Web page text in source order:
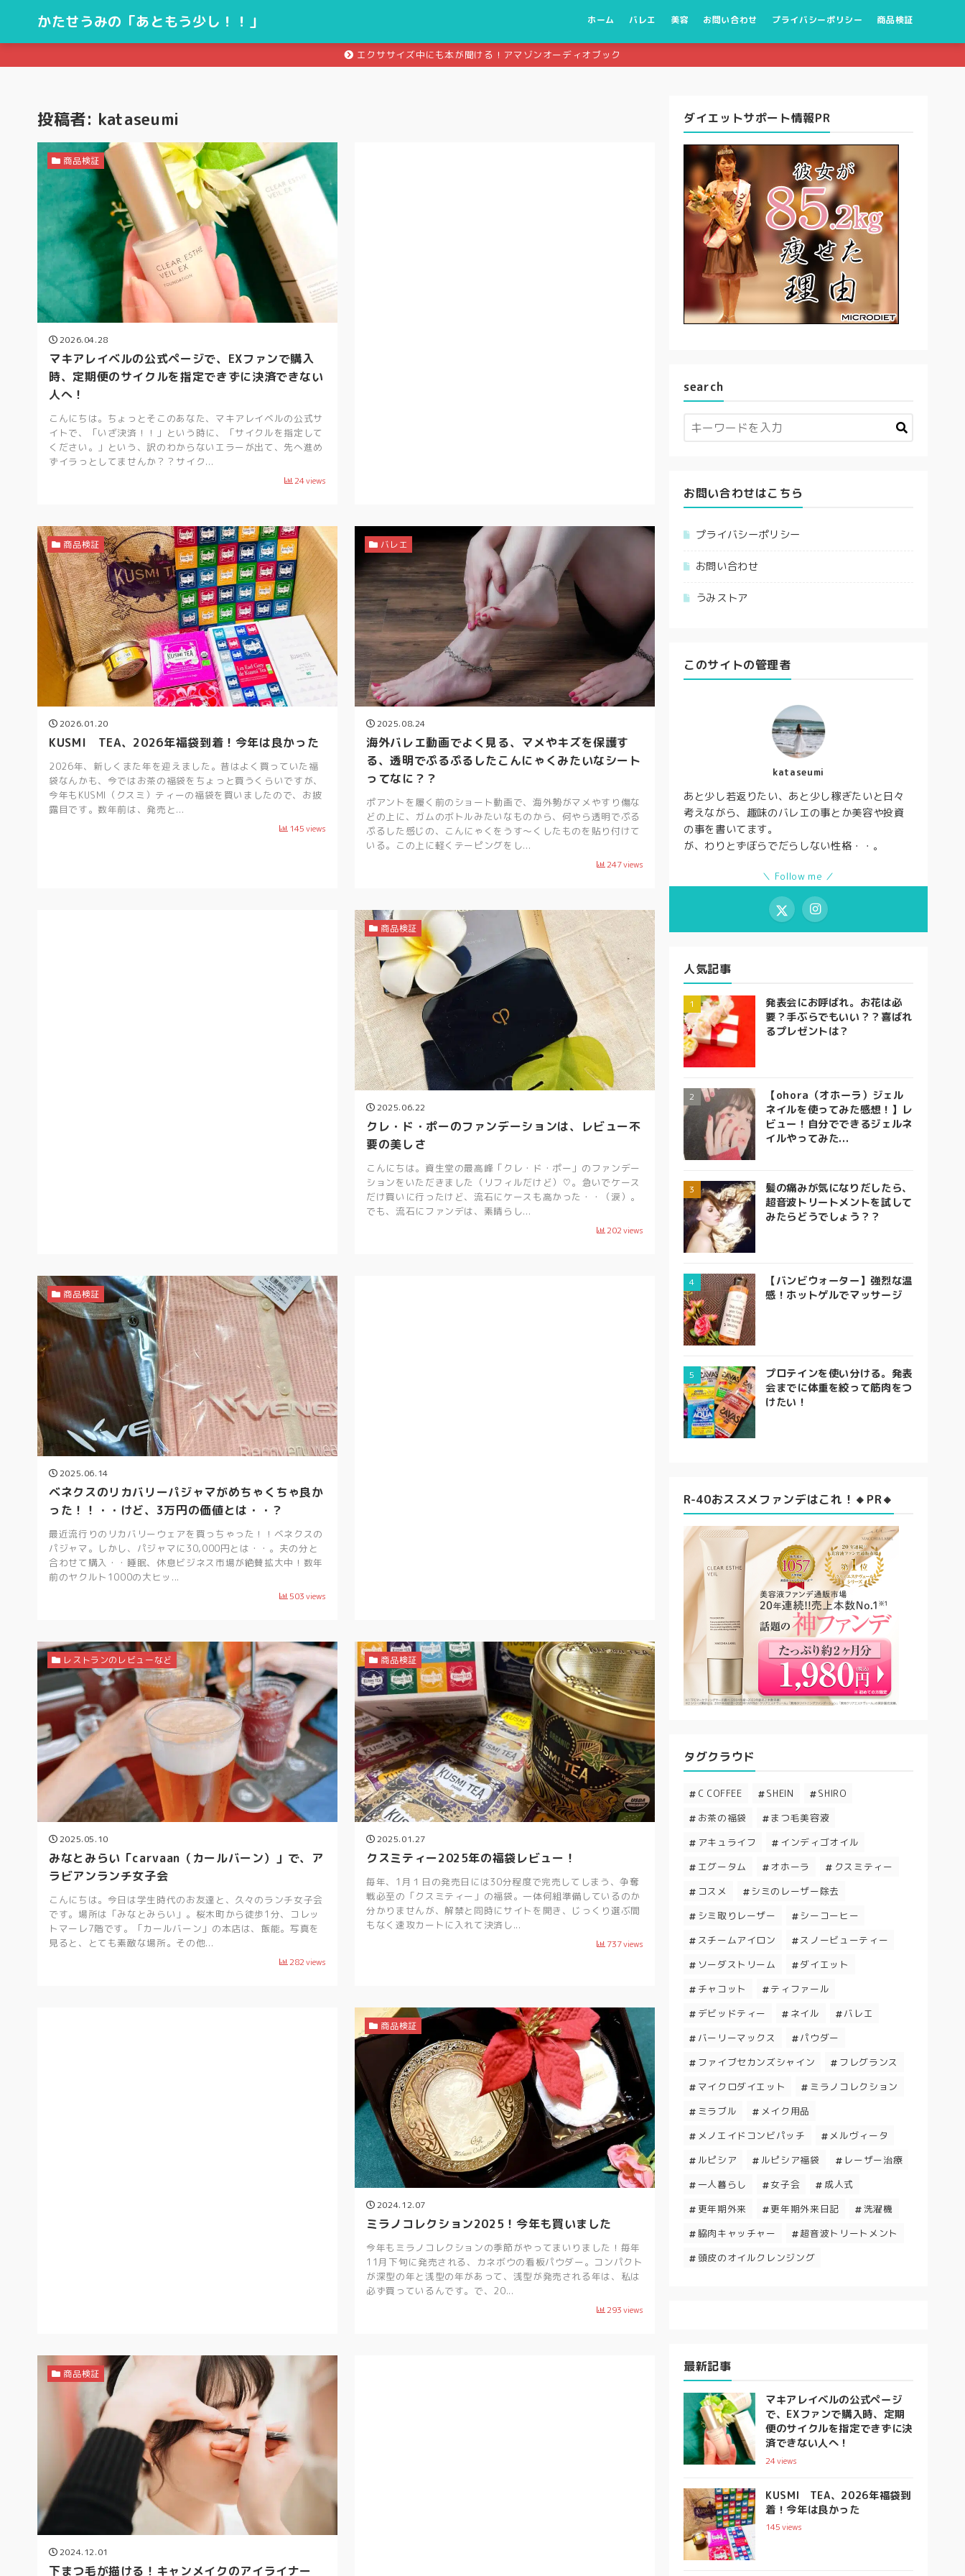
かたせうみの「あともう少し！！」 ホーム バレエ 美容 お問い合わせ プライバシーポリシー 商品検証
エクササイズ中にも本が聞ける！アマゾンオーディオブック
投稿者: kataseumi
2026.04.28
マキアレイベルの公式ページで、EXファンで購入
時、定期便のサイクルを指定できずに決済できない
人へ！
こんにちは。ちょっとそこのあなた、マキアレイベルの公式サ
イトで、「いざ決済！！」という時に、「サイクルを指定して
ください。」という、訳のわからないエラーが出て、先へ進め
ずイラっとしてませんか？？サイク...
24views
商品検証
2026.01.20
KUSMI TEA、2026年福袋到着！今年は良かった
2026年、新しくまた年を迎えました。昔はよく買っていた福
袋なんかも、今ではお茶の福袋をちょっと買うくらいですが、
今年もKUSMI（クスミ）ティーの福袋を買いましたので、お披
露目です。数年前は、発売と...
145views
商品検証
2025.08.24
海外バレエ動画でよく見る、マメやキズを保護す
る、透明でぷるぷるしたこんにゃくみたいなシート
ってなに？？
ポアントを履く前のショート動画で、海外勢がマメやすり傷な
どの上に、ガムのボトルみたいなものから、何やら透明でぷる
ぷるした感じの、こんにゃくをうす〜くしたものを貼り付けて
いる。この上に軽くテーピングをし...
247views
バレエ
2025.06.22
クレ・ド・ポーのファンデーションは、レビュー不
要の美しさ
こんにちは。資生堂の最高峰「クレ・ド・ポー」のファンデー
ションをいただきました（リフィルだけど）♡。急いでケース
だけ買いに行ったけど、流石にケースも高かった・・（涙）。
でも、流石にファンデは、素晴らし...
202views
商品検証
2025.06.14
ベネクスのリカバリーパジャマがめちゃくちゃ良か
った！！・・けど、3万円の価値とは・・？
最近流行りのリカバリーウェアを買っちゃった！！ベネクスの
パジャマ。しかし、パジャマに30,000円とは・・。夫の分と
合わせて購入・・睡眠、休息ビジネス市場が絶賛拡大中！数年
前のヤクルト1000の大ヒッ...
503views
商品検証
2025.05.10
みなとみらい「carvaan（カールバーン）」で、ア
ラビアンランチ女子会
こんにちは。今日は学生時代のお友達と、久々のランチ女子会
です。場所は「みなとみらい」。桜木町から徒歩1分、コレッ
トマーレ7階です。「カールバーン」の本店は、飯能。写真を
見ると、とても素敵な場所。その他...
282views
レストランのレビューなど
2025.01.27
クスミティー2025年の福袋レビュー！
毎年、1月１日の発売日には30分程度で完売してしまう、争奪
戦必至の「クスミティー」の福袋。一体何組準備しているのか
分かりませんが、解禁と同時にサイトを開き、じっくり選ぶ間
もなく速攻カートに入れて決済し...
737views
商品検証
2024.12.07
ミラノコレクション2025！今年も買いました
今年もミラノコレクションの季節がやってまいりました！毎年
11月下旬に発売される、カネボウの看板パウダー。コンパクト
が深型の年と浅型の年があって、浅型が発売される年は、私は
必ず買っているんです。で、20...
293views
商品検証
2024.12.01
下まつ毛が描ける！キャンメイクのアイライナー
商品検証
ダイエットサポート情報PR
search
お問い合わせはこちら
プライバシーポリシー
お問い合わせ
うみストア
このサイトの管理者
kataseumi
あと少し若返りたい、あと少し稼ぎたいと日々
考えながら、趣味のバレエの事とか美容や投資
の事を書いてます。
が、わりとずぼらでだらしない性格・・。
＼ Follow me ／
人気記事
発表会にお呼ばれ。お花は必
要？手ぶらでもいい？？喜ばれ
るプレゼントは？
【ohora（オホーラ）ジェル
ネイルを使ってみた感想！】レ
ビュー！自分でできるジェルネ
イルやってみた...
髪の痛みが気になりだしたら、
超音波トリートメントを試して
みたらどうでしょう？？
【バンビウォーター】強烈な温
感！ホットゲルでマッサージ
プロテインを使い分ける。発表
会までに体重を絞って筋肉をつ
けたい！
R-40おススメファンデはこれ！🔸PR🔸
タグクラウド
C COFFEE SHEIN
SHIRO
お茶の福袋
まつ毛美容液
アキュライフ
インディゴオイル
エグータム
オホーラ
クスミティー
コスメ
シミのレーザー除去
シミ取りレーザー
シーコーヒー
スチームアイロン
スノービューティー
ソーダストリーム
ダイエット
チャコット
ティファール
デビッドティー
ネイル
バレエ
バーリーマックス
パウダー
ファイブセカンズシャイン
フレグランス
マイクロダイエット
ミラノコレクション
ミラブル
メイク用品
メノエイドコンビパッチ
メルヴィータ
ルピシア
ルピシア福袋
レーザー治療
一人暮らし
女子会
成人式
更年期外来
更年期外来日記
洗濯機
脇肉キャッチャー
超音波トリートメント
頭皮のオイルクレンジング
最新記事
マキアレイベルの公式ページ
で、EXファンで購入時、定期
便のサイクルを指定できずに決
済できない人へ！
24views
KUSMI TEA、2026年福袋到
着！今年は良かった
145views